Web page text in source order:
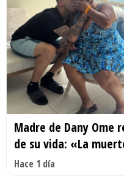
Madre de Dany Ome
de su vida: «La
Hace 1 día